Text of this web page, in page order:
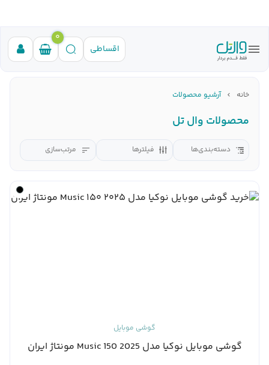
اقساطی
0
خانه آرشیو محصولات
محصولات وال تل
دسته‌بندی‌ها فیلترها مرتب‌سازی
گوشی موبایل
گوشی موبایل نوکیا مدل 2025 150 Music مونتاژ ایران